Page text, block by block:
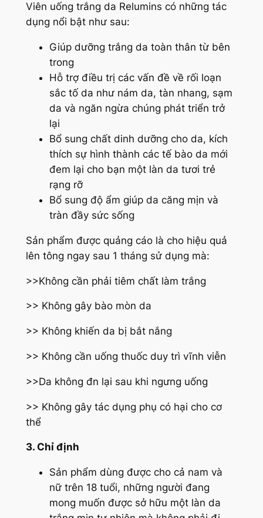
Viên uống trắng da Relumins có những tác
dụng nổi bật như sau:
Giúp dưỡng trắng da toàn thân từ bên
trong
Hỗ trợ điều trị các vấn đề về rối loạn
sắc tố da như nám da, tàn nhang, sạm
da và ngăn ngừa chúng phát triển trở
lại
Bổ sung chất dinh dưỡng cho da, kích
thích sự hình thành các tế bào da mới
đem lại cho bạn một làn da tươi trẻ
rạng rỡ
Bổ sung độ ẩm giúp da căng mịn và
tràn đầy sức sống
Sản phẩm được quảng cáo là cho hiệu quả
lên tông ngay sau 1 tháng sử dụng mà:
>>Không cần phải tiêm chất làm trắng
>> Không gây bào mòn da
>> Không khiến da bị bắt nắng
>> Không cần uống thuốc duy trì vĩnh viễn
>>Da không đn lại sau khi ngưng uống
>> Không gây tác dụng phụ có hại cho cơ
thể
3. Chỉ định
Sản phẩm dùng được cho cả nam và
nữ trên 18 tuổi, những người đang
mong muốn được sở hữu một làn da